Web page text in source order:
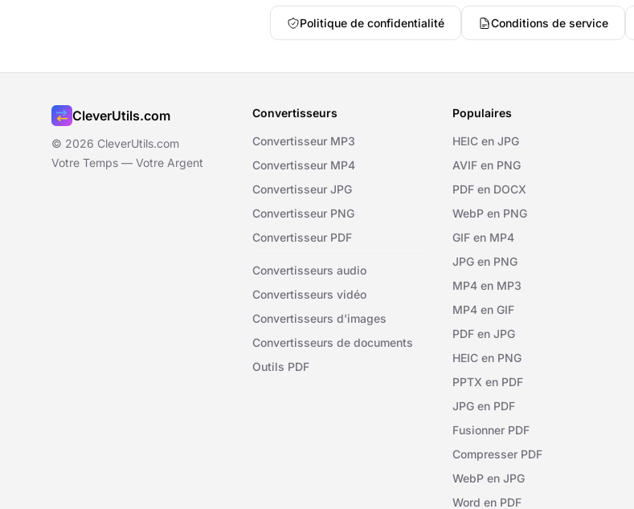
Politique de confidentialité Conditions de service
CleverUtils.com
© 2026 CleverUtils.com
Votre Temps — Votre Argent
Convertisseurs
Convertisseur MP3
Convertisseur MP4
Convertisseur JPG
Convertisseur PNG
Convertisseur PDF
Convertisseurs audio
Convertisseurs vidéo
Convertisseurs d'images
Convertisseurs de documents
Outils PDF
Populaires
HEIC en JPG
AVIF en PNG
PDF en DOCX
WebP en PNG
GIF en MP4
JPG en PNG
MP4 en MP3
MP4 en GIF
PDF en JPG
HEIC en PNG
PPTX en PDF
JPG en PDF
Fusionner PDF
Compresser PDF
WebP en JPG
Word en PDF